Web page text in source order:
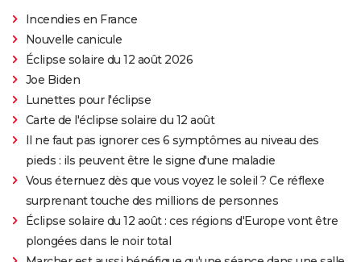
Incendies en France
Nouvelle canicule
Éclipse solaire du 12 août 2026
Joe Biden
Lunettes pour l'éclipse
Carte de l'éclipse solaire du 12 août
Il ne faut pas ignorer ces 6 symptômes au niveau des
pieds : ils peuvent être le signe d'une maladie
Vous éternuez dès que vous voyez le soleil ? Ce réflexe
surprenant touche des millions de personnes
Éclipse solaire du 12 août : ces régions d'Europe vont être
plongées dans le noir total